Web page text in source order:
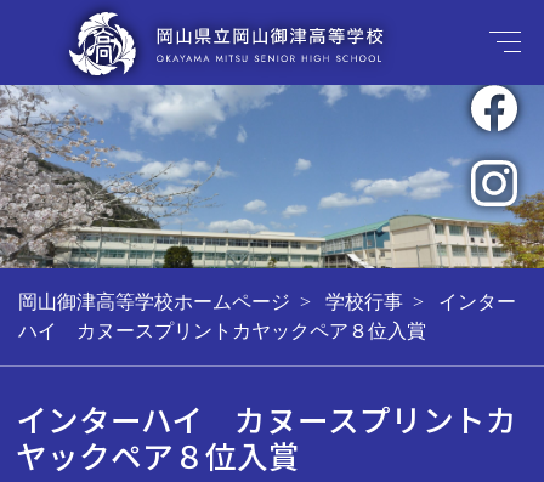
岡山御津高等学校ホームページ 学校行事
インター
ハイ カヌースプリントカヤックペア８位入賞
インターハイ カヌースプリントカ
ヤックペア８位入賞